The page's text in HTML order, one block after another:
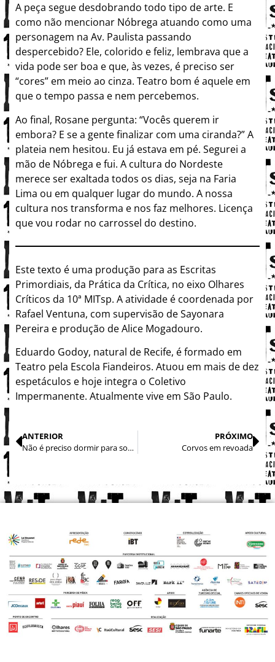
A peça segue desdobrando todo tipo de arte. E
como não mencionar Nóbrega atuando como uma
personagem na Av. Paulista passando
despercebido? Ele, colorido e feliz, lembrava que a
vida pode ser boa e que, às vezes, é preciso ser
“cores” em meio ao cinza. Teatro bom é aquele em
que o tempo passa e nem percebemos.
Ao final, Rosane pergunta: “Vocês querem ir
embora? E se a gente finalizar com uma ciranda?” A
plateia nem hesitou. Eu já estava em pé. Segurei a
mão de Nóbrega e fui. A cultura do Nordeste
merece ser exaltada todos os dias, seja na Faria
Lima ou em qualquer lugar do mundo. A nossa
cultura nos transforma e nos faz melhores. Licença
que vou rodar no carrossel do destino.
Este texto é uma produção para as Escritas
Primordiais, da Prática da Crítica, no eixo Olhares
Críticos da 10ª MITsp. A atividade é coordenada por
Rafael Ventuna, com supervisão de Sayonara
Pereira e produção de Alice Mogadouro.
Eduardo Godoy, natural de Recife, é formado em
Teatro pela Escola Fiandeiros. Atuou em mais de dez
espetáculos e hoje integra o Coletivo
Impermanente. Atualmente vive em São Paulo.
ANTERIOR
Não é preciso dormir para sonhar
PRÓXIMO
Corvos em revoada